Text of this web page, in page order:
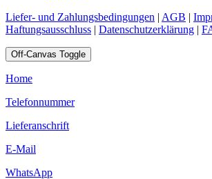
Liefer- und Zahlungsbedingungen | AGB |
Haftungsausschluss | Datenschutzerklärung |
Off-Canvas Toggle
Home
Telefonnummer
Lieferanschrift
E-Mail
WhatsApp